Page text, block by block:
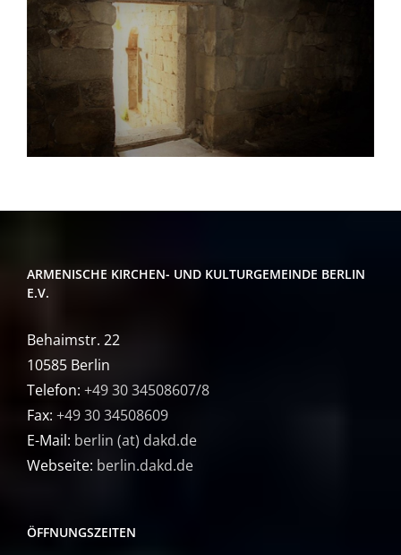
ARMENISCHE KIRCHEN- UND KULTURGEMEINDE BERLIN
E.V.
Behaimstr. 22
10585 Berlin
Telefon: +49 30 34508607/8
Fax: +49 30 34508609
E-Mail: berlin (at) dakd.de
Webseite: berlin.dakd.de
ÖFFNUNGSZEITEN